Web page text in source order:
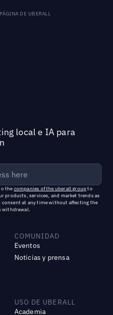
DE UBERALL
local e IA para
the companies of the uberall groupto
products, services, and market trends as
at any time without affecting the
withdrawal.
COMUNIDAD
Eventos
Noticias y prensa
USO DE UBERALL
Academia